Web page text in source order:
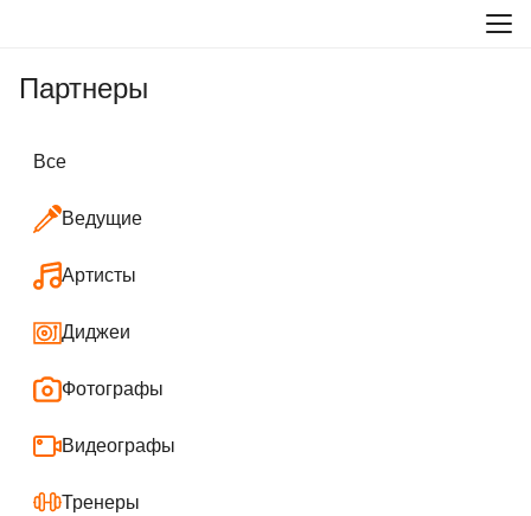
Партнеры
Все
Ведущие
Артисты
Диджеи
Фотографы
Видеографы
Тренеры